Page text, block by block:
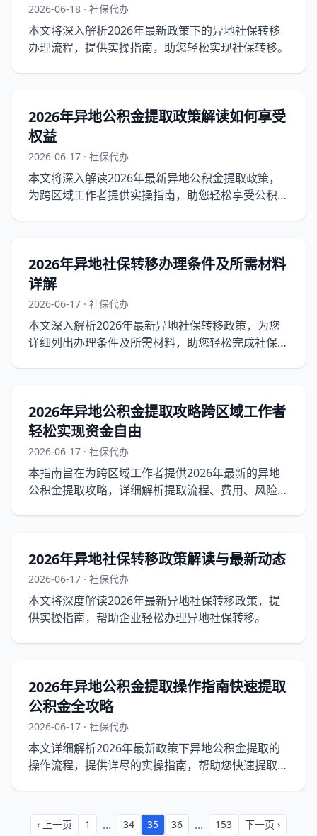
2026-06-18 · 社保代办
本文将深入解析2026年最新政策下的异地社保转移
办理流程，提供实操指南，助您轻松实现社保转移。
2026年异地公积金提取政策解读如何享受
权益
2026-06-17 · 社保代办
本文将深入解读2026年最新异地公积金提取政策，
为跨区域工作者提供实操指南，助您轻松享受公积金
2026年异地社保转移办理条件及所需材料
详解
2026-06-17 · 社保代办
本文深入解析2026年最新异地社保转移政策，为您
详细列出办理条件及所需材料，助您轻松完成社保转
2026年异地公积金提取攻略跨区域工作者
轻松实现资金自由
2026-06-17 · 社保代办
本指南旨在为跨区域工作者提供2026年最新的异地
公积金提取攻略，详细解析提取流程、费用、风险及
2026年异地社保转移政策解读与最新动态
2026-06-17 · 社保代办
本文将深度解读2026年最新异地社保转移政策，提
供实操指南，帮助企业轻松办理异地社保转移。
2026年异地公积金提取操作指南快速提取
公积金全攻略
2026-06-17 · 社保代办
本文详细解析2026年最新政策下异地公积金提取的
操作流程，提供详尽的实操指南，帮助您快速提取公
‹ 上一页 1 ... 34 35 36 ... 153 下一页 ›